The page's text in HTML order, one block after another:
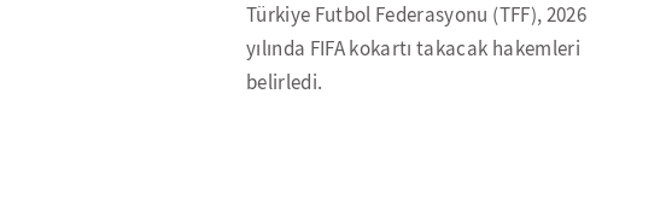
Türkiye Futbol Federasyonu (TFF), 2026
yılında FIFA kokartı takacak hakemleri
belirledi.